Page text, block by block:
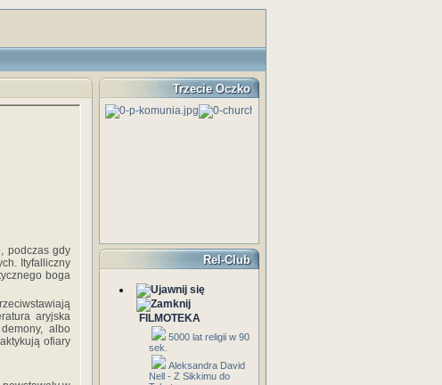
podczas gdy
Ityfalliczny
boga
aryjska
albo
ofiary
Trzecie Oczko
Rel-Club
FILMOTEKA
5000 lat religii w 90
sek.
Aleksandra David
Nell - Z Sikkimu do